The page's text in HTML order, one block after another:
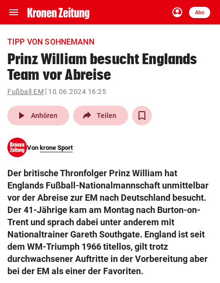
menu Navigation
ein-/ausklappen
account_circle
Anmelden
Abo
close Schließen
account_circle Anmelden
pin_drop
Wien arrow_right
search
eingeben
© Krone Multimedia GmbH & Co KG 2026
Muthgasse 2, 1190 Wien
TIPP VON SOHNEMANN
Prinz William besucht Englands
Team vor Abreise
Fußball EM 10.06.2024 16:25
play_arrow Anhören Teilen
Von krone Sport
Der britische Thronfolger Prinz William hat
Englands Fußball-Nationalmannschaft unmittelbar
vor der Abreise zur EM nach Deutschland besucht.
Der 41-Jährige kam am Montag nach Burton-on-
Trent und sprach dabei unter anderem mit
Nationaltrainer Gareth Southgate. England ist seit
dem WM-Triumph 1966 titellos, gilt trotz
durchwachsener Auftritte in der Vorbereitung aber
bei der EM als einer der Favoriten.